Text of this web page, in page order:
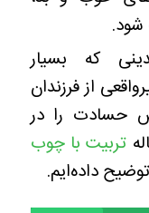
شود.
که بسیار
از فرزندان
حسادت را در
تربیت با چوب
داده‌ایم.